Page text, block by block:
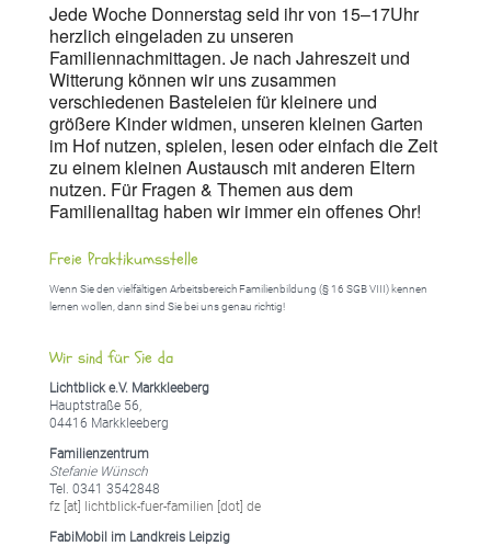
Jede Woche Donnerstag seid ihr von 15–17Uhr
herzlich eingeladen zu unseren
Familiennachmittagen. Je nach Jahreszeit und
Witterung können wir uns zusammen
verschiedenen Basteleien für kleinere und
größere Kinder widmen, unseren kleinen Garten
im Hof nutzen, spielen, lesen oder einfach die Zeit
zu einem kleinen Austausch mit anderen Eltern
nutzen. Für Fragen & Themen aus dem
Familienalltag haben wir immer ein offenes Ohr!
Freie Praktikumsstelle
Wenn Sie den vielfältigen Arbeitsbereich Familienbildung (§ 16 SGB VIII) kennen
lernen wollen, dann sind Sie bei uns genau richtig!
Wir sind für Sie da
Lichtblick e.V. Markkleeberg
Hauptstraße 56,
04416 Markkleeberg
Familienzentrum
Stefanie Wünsch
Tel. 0341 3542848
fz [at] lichtblick-fuer-familien [dot] de
FabiMobil im Landkreis Leipzig